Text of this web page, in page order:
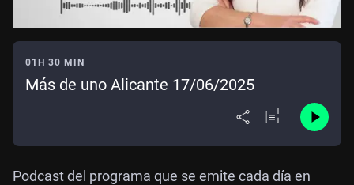
01H 30 MIN
Más de uno Alicante 17/06/2025
Podcast del programa que se emite cada día en